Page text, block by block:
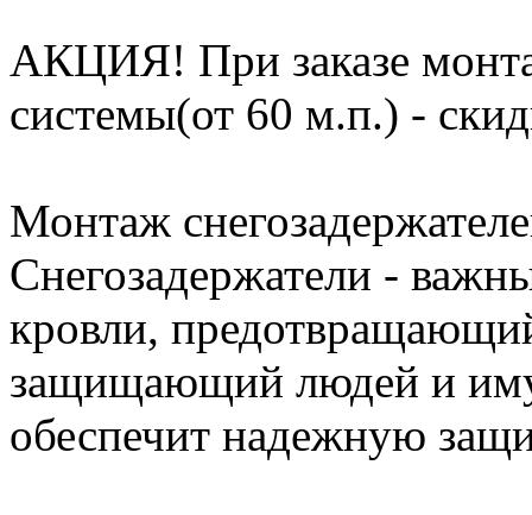
АКЦИЯ! При заказе
системы(от 60 м.п.) -
Монтаж
Снегозадержатели -
кровли,
защищающий людей и
обеспечит надежную